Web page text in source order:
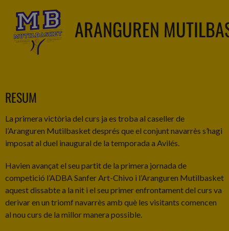
ARANGUREN
RESUM
La primera victòria del curs ja es troba al caseller de
l’Aranguren Mutilbasket després que el conjunt navarrès s’hagi
imposat al duel inaugural de la temporada a Avilés.
Havien avançat el seu partit de la primera jornada de
competició l’ADBA Sanfer Art-Chivo i l’Aranguren Mutilbasket
aquest dissabte a la nit i el seu primer enfrontament del curs va
derivar en un triomf navarrès amb què les visitants comencen
al nou curs de la millor manera possible.